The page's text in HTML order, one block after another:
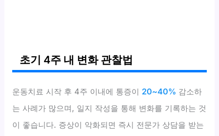
초기 4주 내 변화 관찰법
운동치료 시작 후 4주 이내에 통증이 20~40% 감소하
는 사례가 많으며, 일지 작성을 통해 변화를 기록하는 것
이 좋습니다. 증상이 악화되면 즉시 전문가 상담을 받는